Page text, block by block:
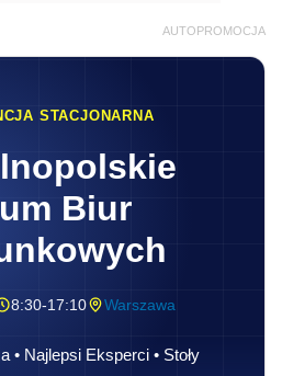
AUTOPROMOCJA
STACJONARNA
Biur
8:30-17:10 Warszawa
• Najlepsi Eksperci • Stoły